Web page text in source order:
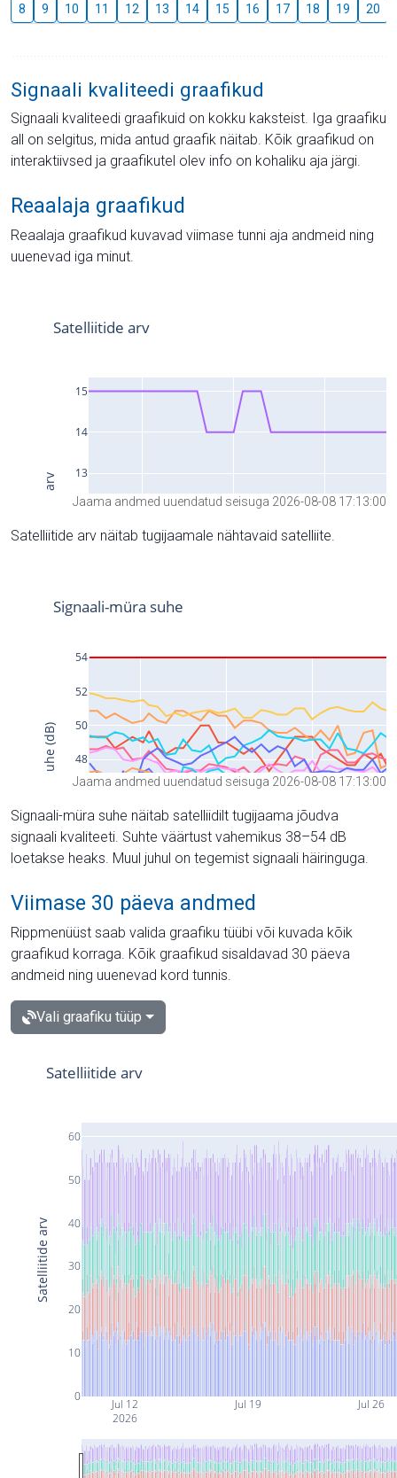
8 9 10 11 12 13 14 15 16 17 18 19 20
Signaali kvaliteedi graafikud
Signaali kvaliteedi graafikuid on kokku kaksteist. Iga graafiku
all on selgitus, mida antud graafik näitab. Kõik graafikud on
interaktiivsed ja graafikutel olev info on kohaliku aja järgi.
Reaalaja graafikud
Reaalaja graafikud kuvavad viimase tunni aja andmeid ning
uuenevad iga minut.
Jaama andmed uuendatud seisuga 2026-08-08 17:13:00
Satelliitide arv näitab tugijaamale nähtavaid satelliite.
Jaama andmed uuendatud seisuga 2026-08-08 17:13:00
Signaali-müra suhe näitab satelliidilt tugijaama jõudva
signaali kvaliteeti. Suhte väärtust vahemikus 38–54 dB
loetakse heaks. Muul juhul on tegemist signaali häiringuga.
Viimase 30 päeva andmed
Rippmenüüst saab valida graafiku tüübi või kuvada kõik
graafikud korraga. Kõik graafikud sisaldavad 30 päeva
andmeid ning uuenevad kord tunnis.
Vali graafiku tüüp
Jul 12
2026
Jul 19 Jul 26
0
10
20
30
40
50
60
Satelliitide arv
Satelliitide arv